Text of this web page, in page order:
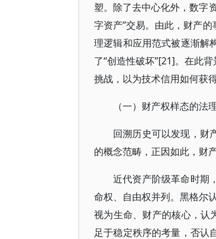
塑。除了去中心化外，数字
字资产”交易。由此，财产
理逻辑和应用范式被逐渐解
了“创造性破坏”[21]。在此
挑战，以为技术信用如何获
（一）财产权样态的法
回溯历史可以发现，财
的概念范畴，正因如此，财
近代资产阶级革命时期
命权、自由权并列。黑格尔
视为生命、财产的核心，认
足于稳定秩序的考量，否认